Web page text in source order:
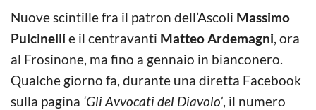
Nuove scintille fra il patron dell’Ascoli Massimo
Pulcinelli e il centravanti Matteo Ardemagni, ora
al Frosinone, ma fino a gennaio in bianconero.
Qualche giorno fa, durante una diretta Facebook
sulla pagina ‘Gli Avvocati del Diavolo’, il numero